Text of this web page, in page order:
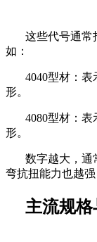
这些代号通常
如：
4040型材：
形。
4080型材：表
形。
数字越大，通
弯抗扭能力也越强
主流规